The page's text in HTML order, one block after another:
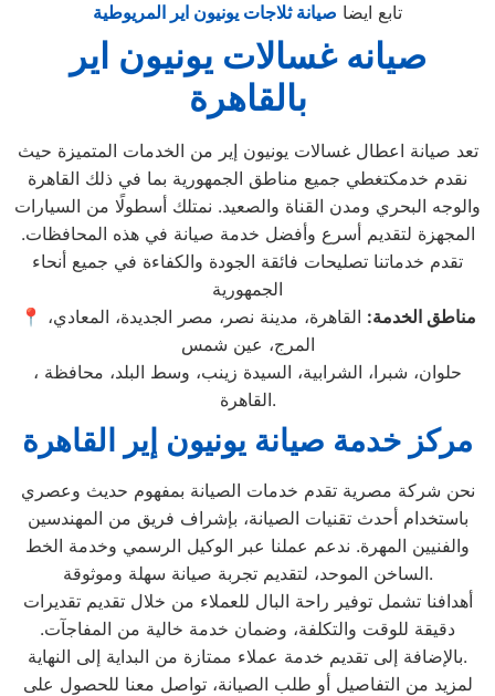
تابع ايضا صيانة ثلاجات يونيون اير المريوطية
صيانه غسالات يونيون اير
بالقاهرة
تعد صيانة اعطال غسالات يونيون إير من الخدمات المتميزة حيث
نقدم خدمكتغطي جميع مناطق الجمهورية بما في ذلك القاهرة
والوجه البحري ومدن القناة والصعيد. نمتلك أسطولًا من السيارات
المجهزة لتقديم أسرع وأفضل خدمة صيانة في هذه المحافظات.
تقدم خدماتنا تصليحات فائقة الجودة والكفاءة في جميع أنحاء
الجمهورية
📍
مناطق الخدمة: القاهرة، مدينة نصر، مصر الجديدة، المعادي،
المرج، عين شمس
، حلوان، شبرا، الشرابية، السيدة زينب، وسط البلد، محافظة
القاهرة.
مركز خدمة صيانة يونيون إير القاهرة
نحن شركة مصرية تقدم خدمات الصيانة بمفهوم حديث وعصري
باستخدام أحدث تقنيات الصيانة، بإشراف فريق من المهندسين
والفنيين المهرة. ندعم عملنا عبر الوكيل الرسمي وخدمة الخط
الساخن الموحد، لتقديم تجربة صيانة سهلة وموثوقة.
أهدافنا تشمل توفير راحة البال للعملاء من خلال تقديم تقديرات
دقيقة للوقت والتكلفة، وضمان خدمة خالية من المفاجآت.
بالإضافة إلى تقديم خدمة عملاء ممتازة من البداية إلى النهاية.
لمزيد من التفاصيل أو طلب الصيانة، تواصل معنا للحصول على